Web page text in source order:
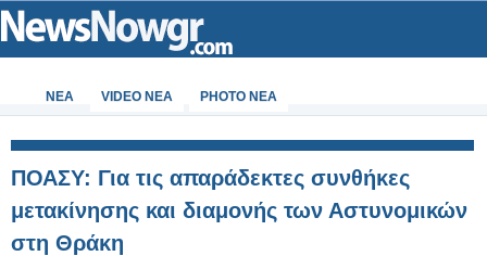
ΝΕΑ VIDEO NEA PHOTO NEA
ΠΟΑΣΥ: Για τις απαράδεκτες συνθήκες
μετακίνησης και διαμονής των Αστυνομικών
στη Θράκη